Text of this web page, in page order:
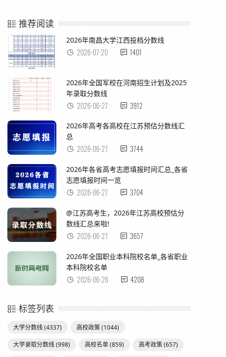
推荐阅读
2026年南昌大学江西投档分数线
2026-07-20 1401
2026年全国军校在河南招生计划及2025
年录取分数线
2026-06-27 3912
2026年高考各高校在江苏预估分数线汇
总
2026-06-27 3744
2026年各省高考志愿填报时间汇总_各省
志愿填报时间一览
2026-06-27 3704
@江苏高考生，2026年江苏高校预估分
数线汇总来啦!
2026-06-27 3657
2026年全国职业本科院校名单_各省职业
本科院校名单
2026-06-26 4208
标签列表
大学分数线(4337) 高校政策(1044)
大学录取分数线(998) 高校名单(859) 高考政策(657)